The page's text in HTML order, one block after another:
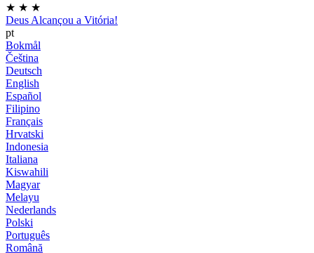
★ ★ ★
Deus Alcançou a Vitória!
pt
Bokmål
Čeština
Deutsch
English
Español
Filipino
Français
Hrvatski
Indonesia
Italiana
Kiswahili
Magyar
Melayu
Nederlands
Polski
Português
Română